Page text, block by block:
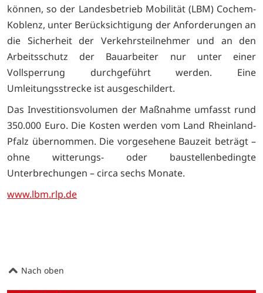
können, so der Landesbetrieb Mobilität (LBM) Cochem-
Koblenz, unter Berücksichtigung der Anforderungen an
die Sicherheit der Verkehrsteilnehmer und an den
Arbeitsschutz der Bauarbeiter nur unter einer
Vollsperrung durchgeführt werden. Eine
Umleitungsstrecke ist ausgeschildert.
Das Investitionsvolumen der Maßnahme umfasst rund
350.000 Euro. Die Kosten werden vom Land Rheinland-
Pfalz übernommen. Die vorgesehene Bauzeit beträgt –
ohne witterungs- oder baustellenbedingte
Unterbrechungen – circa sechs Monate.
www.lbm.rlp.de
Nach oben